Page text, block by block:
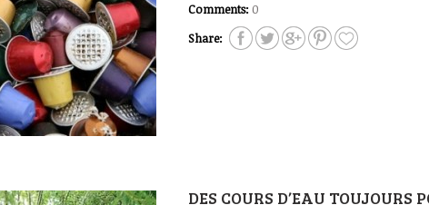
Comments: 0
Share:
DES COURS D’EAU TOUJOURS